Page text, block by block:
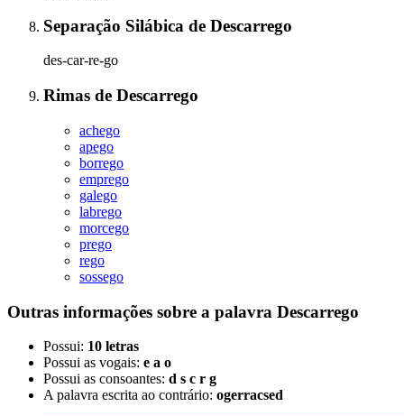
Separação Silábica de Descarrego
des-car-re-go
Rimas de Descarrego
achego
apego
borrego
emprego
galego
labrego
morcego
prego
rego
sossego
Outras informações sobre a palavra Descarrego
Possui: 10 letras
Possui as vogais: e a o
Possui as consoantes: d s c r g
A palavra escrita ao contrário: ogerracsed